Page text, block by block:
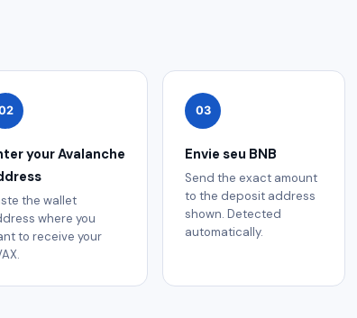
your Avalanche
the wallet
where you
to receive your
03
Envie seu BNB
Send the exact amount
to the deposit address
shown. Detected
automatically.